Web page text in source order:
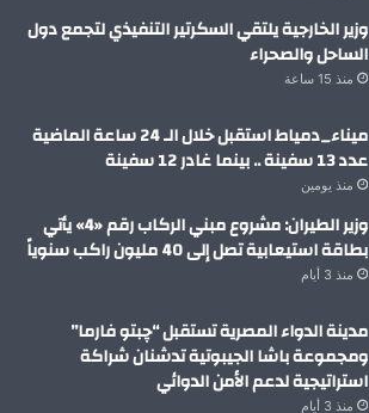
وزير الخارجية يلتقي السكرتير التنفيذي لتجمع دول
الساحل والصحراء
منذ 15 ساعة
ميناء_دمياط استقبل خلال الـ 24 ساعة الماضية
عدد 13 سفينة .. بينما غادر 12 سفينة
منذ يومين
وزير الطيران: مشروع مبني الركاب رقم «4» يأتي
بطاقة استيعابية تصل إلى 40 مليون راكب سنوياً
منذ 3 أيام
مدينة الدواء المصرية تستقبل “چبتو فارما”
ومجموعة باشا الجيبوتية تدشنان شراكة
استراتيجية لدعم الأمن الدوائي
منذ 3 أيام